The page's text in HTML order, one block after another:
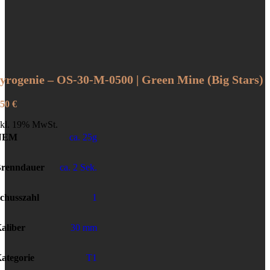
– OS-30-M-0500 | Green Mine (Big Stars)
€
19% MwSt.
ca. 25g
ca. 2 Sek.
1
30 mm
T1